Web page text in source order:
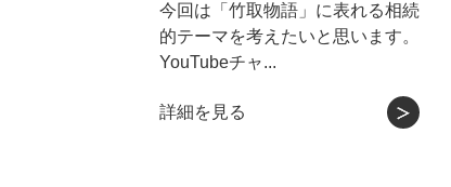
今回は「竹取物語」に表れる相続
的テーマを考えたいと思います。
YouTubeチャ...
詳細を見る